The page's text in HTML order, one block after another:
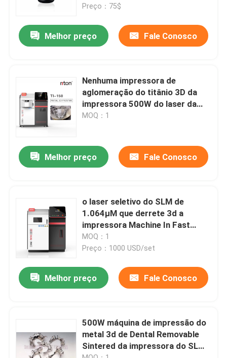
Produtos
Quem Somos
Fábrica
Fale Conosco
notícias
Todos os casos
Impressora do metal 3D do laser
Impressora dental do metal 3D
Preço：75$
Melhor preço Fale Conosco
Nenhuma impressora de
aglomeração do titânio 3D da
impressora 500W do laser da
vibração
MOQ：1
Melhor preço Fale Conosco
o laser seletivo do SLM de
1.064μM que derrete 3d a
impressora Machine In Fast
apressa 4.5KW para o
laboratório
MOQ：1
Preço：1000 USD/set
Melhor preço Fale Conosco
500W máquina de impressão do
metal 3d de Dental Removable
Sintered da impressora do SLM